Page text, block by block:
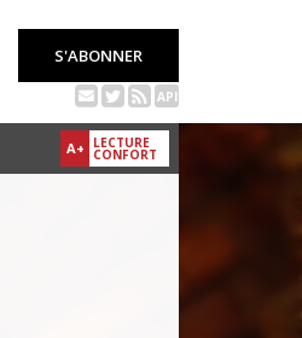
S'ABONNER
API
A+ LECTURE
CONFORT